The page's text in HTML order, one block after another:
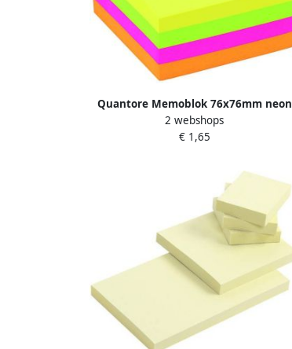
Quantore Memoblok 76x76mm neon
kleuren assorti 4 kleuren 400 vel
2 webshops
€ 1,65